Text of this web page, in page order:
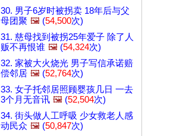
30. 男子6岁时被拐卖 18年后与父
母团聚 🖼️ (54,500次)
31. 慈母找到被拐25年爱子 除了人
贩不再恨谁 🖼️ (54,324次)
32. 家被大火烧光 男子写信承诺赔
偿邻居 🖼️ (52,764次)
33. 女子托邻居照顾婴孩几日 一去
3个月无音讯 🖼️ (52,504次)
34. 街头做人工呼吸 少女救老人感
动民众 🖼️ (50,847次)